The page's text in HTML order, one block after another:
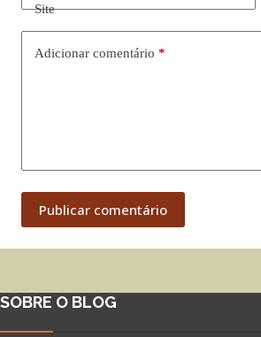
Site
Adicionar comentário *
Publicar comentário
SOBRE O BLOG